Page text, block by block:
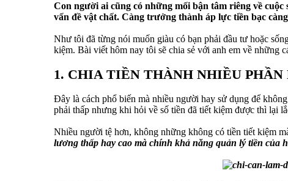
Con người ai cũng có những mối bận tâm riêng về
vấn đề vật chất. Càng trưởng thành áp lực tiền bạc
Như tôi đã từng nói muốn giàu có bạn phải đầu tư hoặc
kiệm. Bài viết hôm nay tôi sẽ chia sẻ với anh em về những
1. CHIA TIỀN THÀNH NHIỀU PHẦN
Đây là cách phổ biến mà nhiều người hay sử dụng để
phải thấp nhưng khi hỏi về số tiền đã tiết kiệm được thì lại
Nhiều người tệ hơn, không những không có tiền tiết kiệm
lương thấp hay cao mà chính khả năng quản lý tiền của